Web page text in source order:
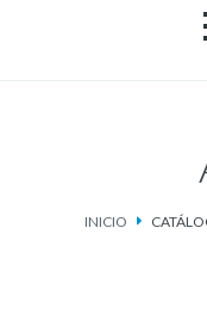
Catálogo de
Ketosteril®
INICIO